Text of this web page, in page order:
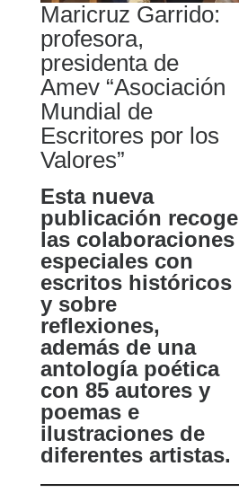
Maricruz Garrido:
profesora,
presidenta de
Amev “Asociación
Mundial de
Escritores por los
Valores”
Esta nueva
publicación recoge
las colaboraciones
especiales con
escritos históricos
y sobre
reflexiones,
además de una
antología poética
con 85 autores y
poemas e
ilustraciones de
diferentes artistas.